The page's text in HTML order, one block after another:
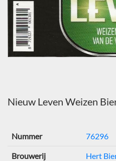
Nieuw Leven Weizen
Nummer
76296
Brouwerij Hert